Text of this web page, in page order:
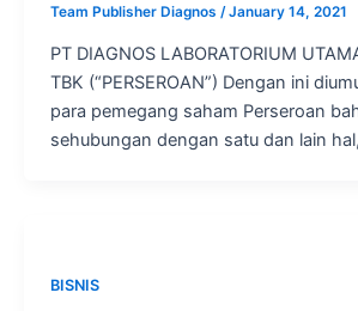
Team Publisher Diagnos /January 14, 2021
PT DIAGNOS LABORATORIUM
TBK (“PERSEROAN”) Dengan ini
para pemegang saham Perseroan
sehubungan dengan satu dan lain hal,
BISNIS